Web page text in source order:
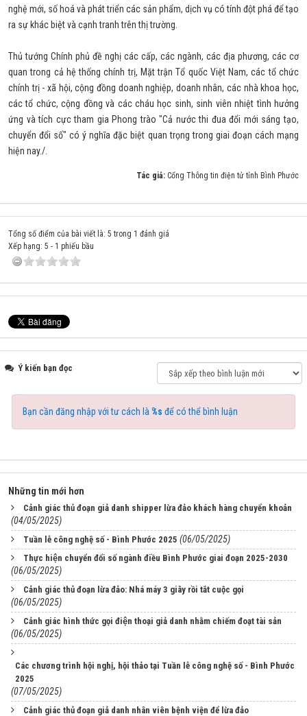
nghệ mới, số hoá và phát triển các sản phẩm, dịch vụ có tính đột phá để tạo
ra sự khác biệt và cạnh tranh trên thị trường.
Thủ tướng Chính phủ đề nghị các cấp, các ngành, các địa phương, các cơ
quan trong cả hệ thống chính trị, Mặt trận Tổ quốc Việt Nam, các tổ chức
chính trị - xã hội, cộng đồng doanh nghiệp, doanh nhân, các nhà khoa học,
các tổ chức, cộng đồng và các cháu học sinh, sinh viên nhiệt tình hưởng
ứng và tích cực tham gia Phong trào "Cả nước thi đua đổi mới sáng tạo,
chuyển đổi số" có ý nghĩa đặc biệt quan trọng trong giai đoạn cách mạng
hiện nay./.
Tác giả: Cổng Thông tin điện tử tỉnh Bình Phước
Tổng số điểm của bài viết là: 5 trong 1 đánh giá
Xếp hạng: 5 - 1 phiếu bầu
Ý kiến bạn đọc
Bạn cần đăng nhập với tư cách là %s để có thể bình luận
Những tin mới hơn
Cảnh giác thủ đoạn giả danh shipper lừa đảo khách hàng chuyển khoản
(04/05/2025)
Tuần lễ công nghệ số - Bình Phước 2025 (06/05/2025)
Thực hiện chuyển đổi số ngành điều Bình Phước giai đoạn 2025-2030
(06/05/2025)
Cảnh giác thủ đoạn lừa đảo: Nhá máy 3 giây rồi tắt cuộc gọi
(06/05/2025)
Cảnh giác hình thức gọi điện thoại giả danh nhằm chiếm đoạt tài sản
(06/05/2025)
Các chương trình hội nghị, hội thảo tại Tuần lễ công nghệ số - Bình Phước
2025
(07/05/2025)
Cảnh giác thủ đoạn giả danh nhân viên bệnh viện để lừa đảo